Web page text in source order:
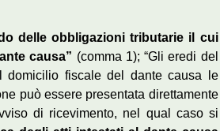
delle obbligazioni tributarie il cui
causa” (comma 1); “Gli eredi del
domicilio fiscale del dante causa le
può essere presentata direttamente
di ricevimento, nel qual caso si